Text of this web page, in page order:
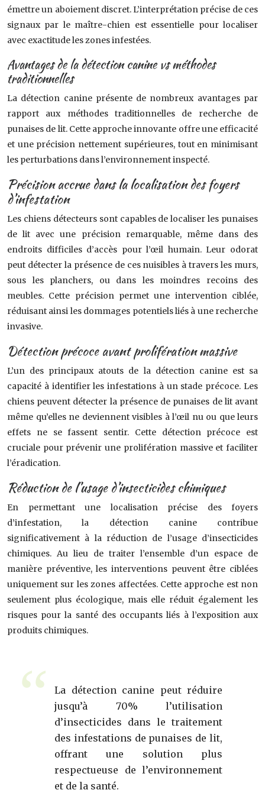
émettre un aboiement discret. L’interprétation précise de ces
signaux par le maître-chien est essentielle pour localiser
avec exactitude les zones infestées.
Avantages de la détection canine vs méthodes
traditionnelles
La détection canine présente de nombreux avantages par
rapport aux méthodes traditionnelles de recherche de
punaises de lit. Cette approche innovante offre une efficacité
et une précision nettement supérieures, tout en minimisant
les perturbations dans l’environnement inspecté.
Précision accrue dans la localisation des foyers
d’infestation
Les chiens détecteurs sont capables de localiser les punaises
de lit avec une précision remarquable, même dans des
endroits difficiles d’accès pour l’œil humain. Leur odorat
peut détecter la présence de ces nuisibles à travers les murs,
sous les planchers, ou dans les moindres recoins des
meubles. Cette précision permet une intervention ciblée,
réduisant ainsi les dommages potentiels liés à une recherche
invasive.
Détection précoce avant prolifération massive
L’un des principaux atouts de la détection canine est sa
capacité à identifier les infestations à un stade précoce. Les
chiens peuvent détecter la présence de punaises de lit avant
même qu’elles ne deviennent visibles à l’œil nu ou que leurs
effets ne se fassent sentir. Cette détection précoce est
cruciale pour prévenir une prolifération massive et faciliter
l’éradication.
Réduction de l’usage d’insecticides chimiques
En permettant une localisation précise des foyers
d’infestation, la détection canine contribue
significativement à la réduction de l’usage d’insecticides
chimiques. Au lieu de traiter l’ensemble d’un espace de
manière préventive, les interventions peuvent être ciblées
uniquement sur les zones affectées. Cette approche est non
seulement plus écologique, mais elle réduit également les
risques pour la santé des occupants liés à l’exposition aux
produits chimiques.
La détection canine peut réduire
jusqu’à 70% l’utilisation
d’insecticides dans le traitement
des infestations de punaises de lit,
offrant une solution plus
respectueuse de l’environnement
et de la santé.